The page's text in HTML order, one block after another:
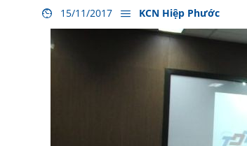
15/11/2017 KCN Hiệp Phước